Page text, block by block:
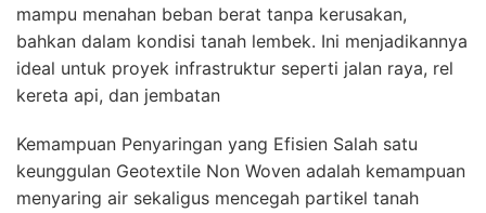
mampu menahan beban berat tanpa kerusakan,
bahkan dalam kondisi tanah lembek. Ini menjadikannya
ideal untuk proyek infrastruktur seperti jalan raya, rel
kereta api, dan jembatan
Kemampuan Penyaringan yang Efisien Salah satu
keunggulan Geotextile Non Woven adalah kemampuan
menyaring air sekaligus mencegah partikel tanah